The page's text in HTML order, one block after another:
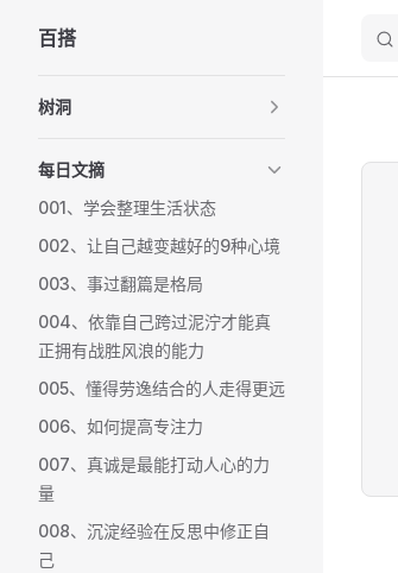
Skip to content
百搭
树洞
每日文摘
001、学会整理生活状态
002、让自己越变越好的9种心境
003、事过翻篇是格局
004、依靠自己跨过泥泞才能真
正拥有战胜风浪的能力
005、懂得劳逸结合的人走得更远
006、如何提高专注力
007、真诚是最能打动人心的力
量
008、沉淀经验在反思中修正自
己